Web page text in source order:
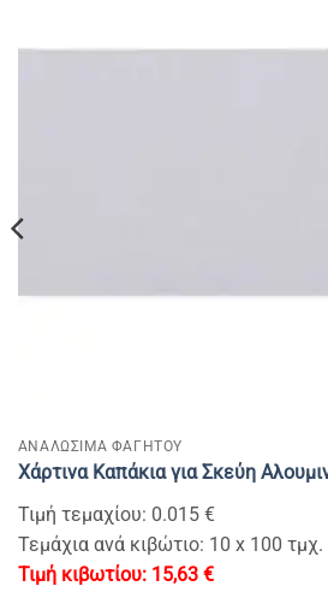
ΑΝΑΛΩΣΙΜΑ ΦΑΓΗΤΟΥ
Χάρτινα Καπάκια για Σκεύη
Τιμή τεμαχίου: 0.015 €
Τεμάχια ανά κιβώτιο: 10 x 100 τμχ.
15,63 €